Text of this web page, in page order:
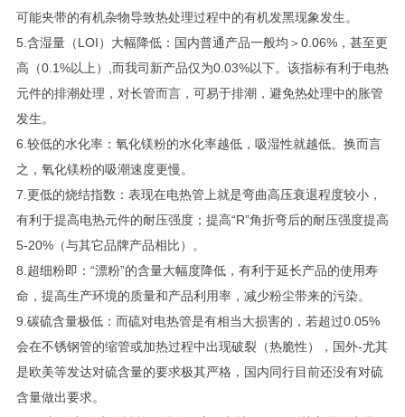
可能夹带的有机杂物导致热处理过程中的有机发黑现象发生。
5.含湿量（LOI）大幅降低：国内普通产品一般均＞0.06%，甚至更
高（0.1%以上）,而我司新产品仅为0.03%以下。该指标有利于电热
元件的排潮处理，对长管而言，可易于排潮，避免热处理中的胀管
发生。
6.较低的水化率：氧化镁粉的水化率越低，吸湿性就越低。换而言
之，氧化镁粉的吸潮速度更慢。
7.更低的烧结指数：表现在电热管上就是弯曲高压衰退程度较小，
有利于提高电热元件的耐压强度；提高“R”角折弯后的耐压强度提高
5-20%（与其它品牌产品相比）。
8.超细粉即：“漂粉”的含量大幅度降低，有利于延长产品的使用寿
命，提高生产环境的质量和产品利用率，减少粉尘带来的污染。
9.碳硫含量极低：而硫对电热管是有相当大损害的，若超过0.05%
会在不锈钢管的缩管或加热过程中出现破裂（热脆性），国外-尤其
是欧美等发达对硫含量的要求极其严格，国内同行目前还没有对硫
含量做出要求。